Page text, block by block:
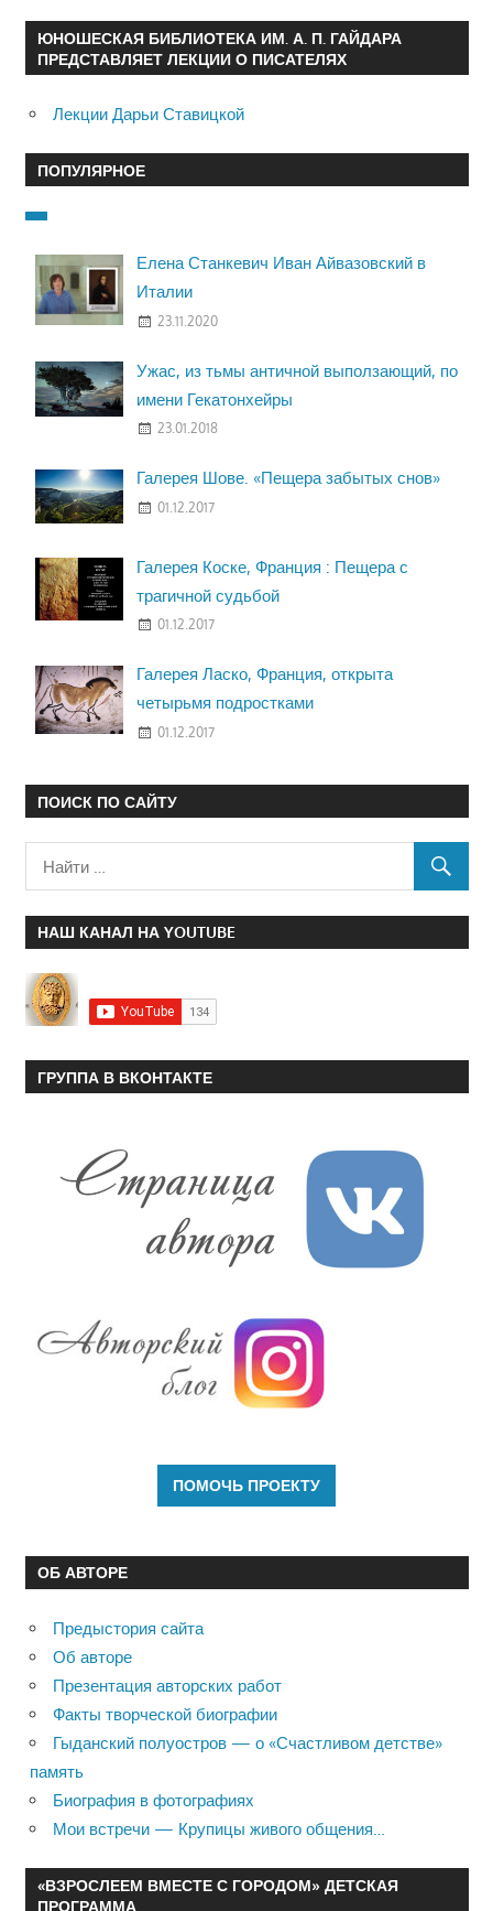
ЮНОШЕСКАЯ БИБЛИОТЕКА ИМ. А. П. ГАЙДАРА
ПРЕДСТАВЛЯЕТ ЛЕКЦИИ О ПИСАТЕЛЯХ
Лекции Дарьи Ставицкой
ПОПУЛЯРНОЕ
Елена Станкевич Иван Айвазовский в
Италии
23.11.2020
Ужас, из тьмы античной выползающий, по
имени Гекатонхейры
23.01.2018
Галерея Шове. «Пещера забытых снов»
01.12.2017
Галерея Коске, Франция : Пещера с
трагичной судьбой
01.12.2017
Галерея Ласко, Франция, открыта
четырьмя подростками
01.12.2017
ПОИСК ПО САЙТУ
НАШ КАНАЛ НА YOUTUBE
ГРУППА В ВКОНТАКТЕ
ОБ АВТОРЕ
Предыстория сайта
Об авторе
Презентация авторских работ
Факты творческой биографии
Гыданский полуостров — о «Счастливом детстве»
память
Биография в фотографиях
Мои встречи — Крупицы живого общения…
«ВЗРОСЛЕЕМ ВМЕСТЕ С ГОРОДОМ» ДЕТСКАЯ
ПРОГРАММА